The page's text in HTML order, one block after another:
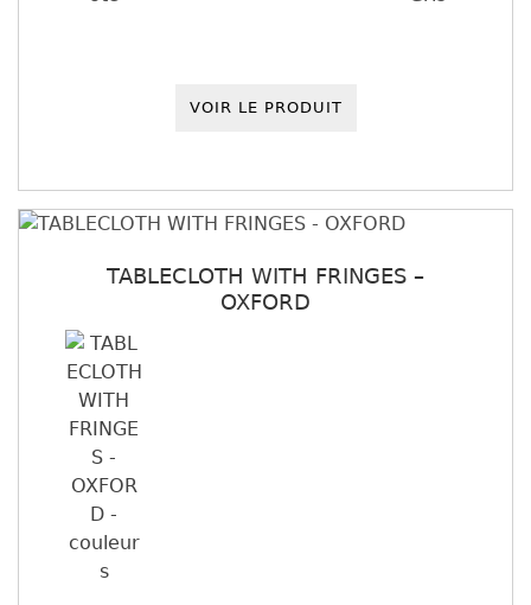
VOIR LE PRODUIT
TABLECLOTH WITH FRINGES –
OXFORD